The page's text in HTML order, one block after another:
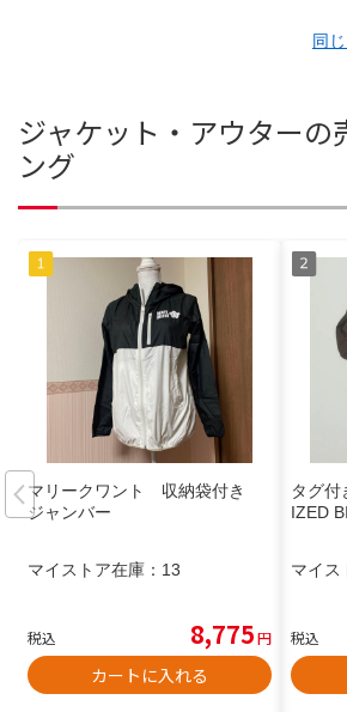
同
ジャケット・アウターの
ング
マリークワント 収納袋付き
ジャンバー
マイストア在庫： 13
税込 8,775円
カートに入れる
タグ付
IZED
マイス
税込